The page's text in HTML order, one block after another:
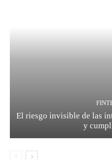
El riesgo invisible de las
y